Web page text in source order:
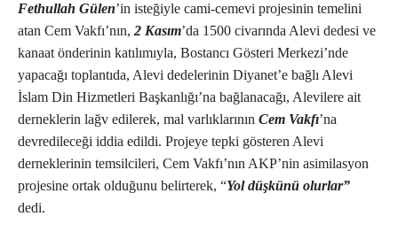
Fethullah Gülen’in isteğiyle cami-cemevi projesinin temelini
atan Cem Vakfı’nın, 2 Kasım’da 1500 civarında Alevi dedesi ve
kanaat önderinin katılımıyla, Bostancı Gösteri Merkezi’nde
yapacağı toplantıda, Alevi dedelerinin Diyanet’e bağlı Alevi
İslam Din Hizmetleri Başkanlığı’na bağlanacağı, Alevilere ait
derneklerin lağv edilerek, mal varlıklarının Cem Vakfı’na
devredileceği iddia edildi. Projeye tepki gösteren Alevi
derneklerinin temsilcileri, Cem Vakfı’nın AKP’nin asimilasyon
projesine ortak olduğunu belirterek, “Yol düşkünü olurlar”
dedi.